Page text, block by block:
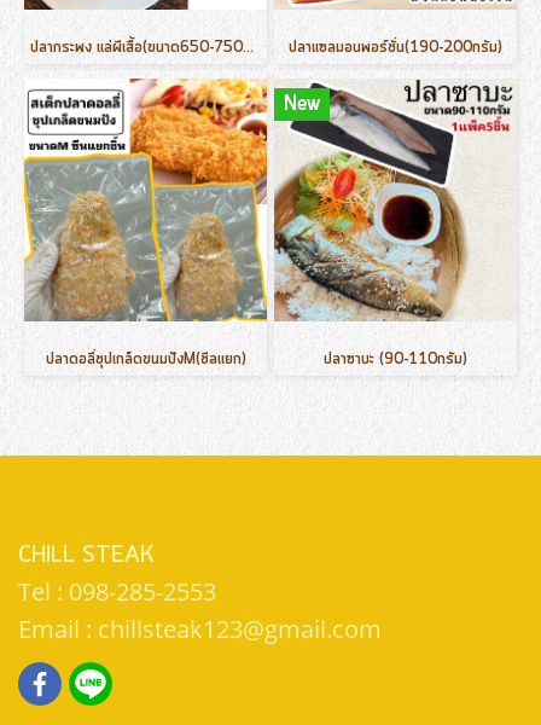
ปลากระพง แล่ผีเสื้อ(ขนาด650-750กรัม/ตัว) ปลาแซลมอนพอร์ชั่น(190-200กรัม)
ปลาดอลี่ชุปเกล็ดขนมปังM(ชีลแยก)
New
ปลาซาบะ (90-110กรัม)
CHILL STEAK
Tel : 098-285-2553
Email : chillsteak123@gmail.com